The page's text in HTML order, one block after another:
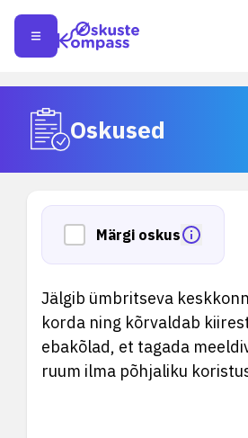
Oskused
Märgi oskus
Jälgib ümbritseva
korda ning kõrvaldab
ebakõlad, et tagada
ruum ilma põhjaliku